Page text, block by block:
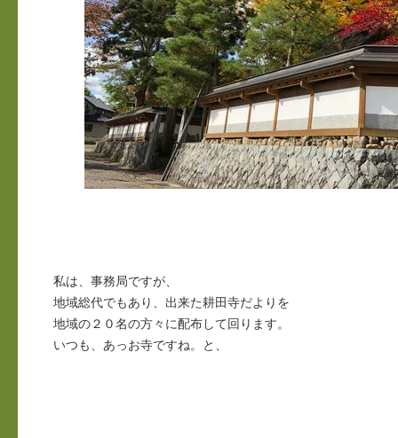
私は、事務局ですが、
地域総代でもあり、出来た耕田寺だよりを
地域の２０名の方々に配布して回ります。
いつも、あっお寺ですね。と、